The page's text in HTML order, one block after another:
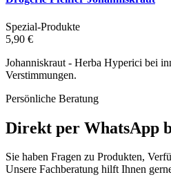
Spezial-Produkte
5,90 €
Johanniskraut - Herba Hyperici bei
Verstimmungen.
Persönliche Beratung
Direkt per WhatsApp
Sie haben Fragen zu Produkten,
Unsere Fachberatung hilft Ihnen